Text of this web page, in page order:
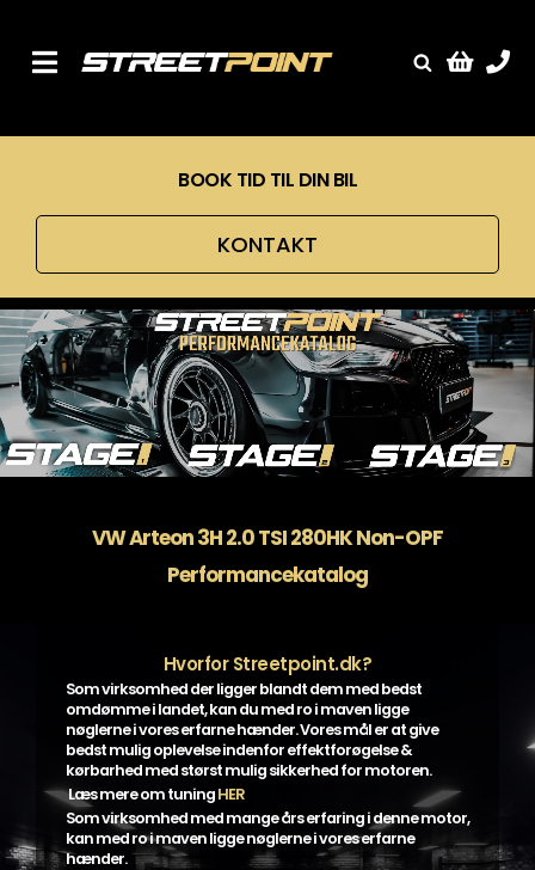
content
Toggle
Tuning
Ventilrens
Værksted
BOOK TID TIL DIN BIL
KONTAKT
VW Arteon 3H 2.0 TSI 280HK Non-OPF
Performancekatalog
Hvorfor Streetpoint.dk?
Som virksomhed der ligger blandt dem med bedst
omdømme i landet, kan du med ro i maven ligge
nøglerne i vores erfarne hænder. Vores mål er at give
bedst mulig oplevelse indenfor effektforøgelse &
kørbarhed med størst mulig sikkerhed for motoren.
Læs mere om tuningHER
Som virksomhed med mange års erfaring i denne motor,
kan med ro i maven ligge nøglerne i vores erfarne
hænder.